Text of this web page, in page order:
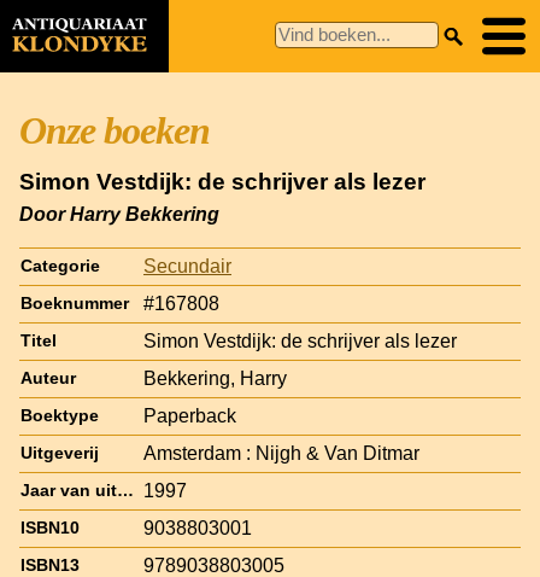
Onze boeken
Simon Vestdijk: de schrijver als lezer
Door Harry Bekkering
Categorie Secundair
Boeknummer #167808
Titel Simon Vestdijk: de schrijver als lezer
Auteur Bekkering, Harry
Boektype Paperback
Uitgeverij Amsterdam : Nijgh & Van Ditmar
Jaar van uitgave 1997
ISBN10 9038803001
ISBN13 9789038803005